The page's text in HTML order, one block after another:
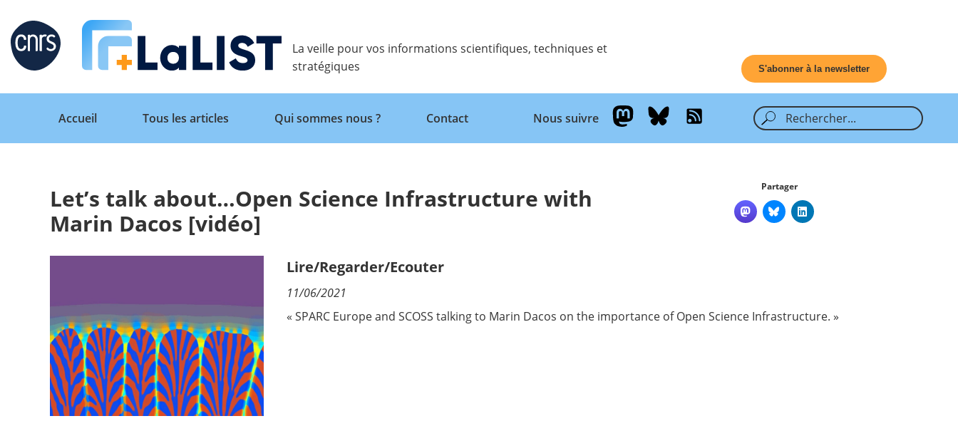
Retour
Accueil
Tous les articles
Contact
Nous suivre
La veille pour vos informations scientifiques, techniques et
stratégiques
S'abonner à la newsletter
Retour
Accueil
Tous les articles Qui sommes nous ? Contact Nous suivre
Let’s talk about…Open Science Infrastructure with
Marin Dacos [vidéo]
Partager
Lire/Regarder/Ecouter
11/06/2021
« SPARC Europe and SCOSS talking to Marin Dacos on the importance of Open Science Infrastructure. »